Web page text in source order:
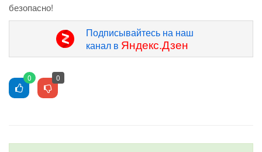
безопасно!
Подписывайтесь на наш
канал в Яндекс.Дзен
0 0